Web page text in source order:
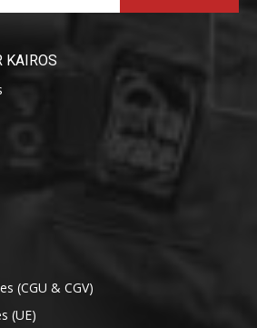
KAIROS
(CGU & CGV)
(UE)